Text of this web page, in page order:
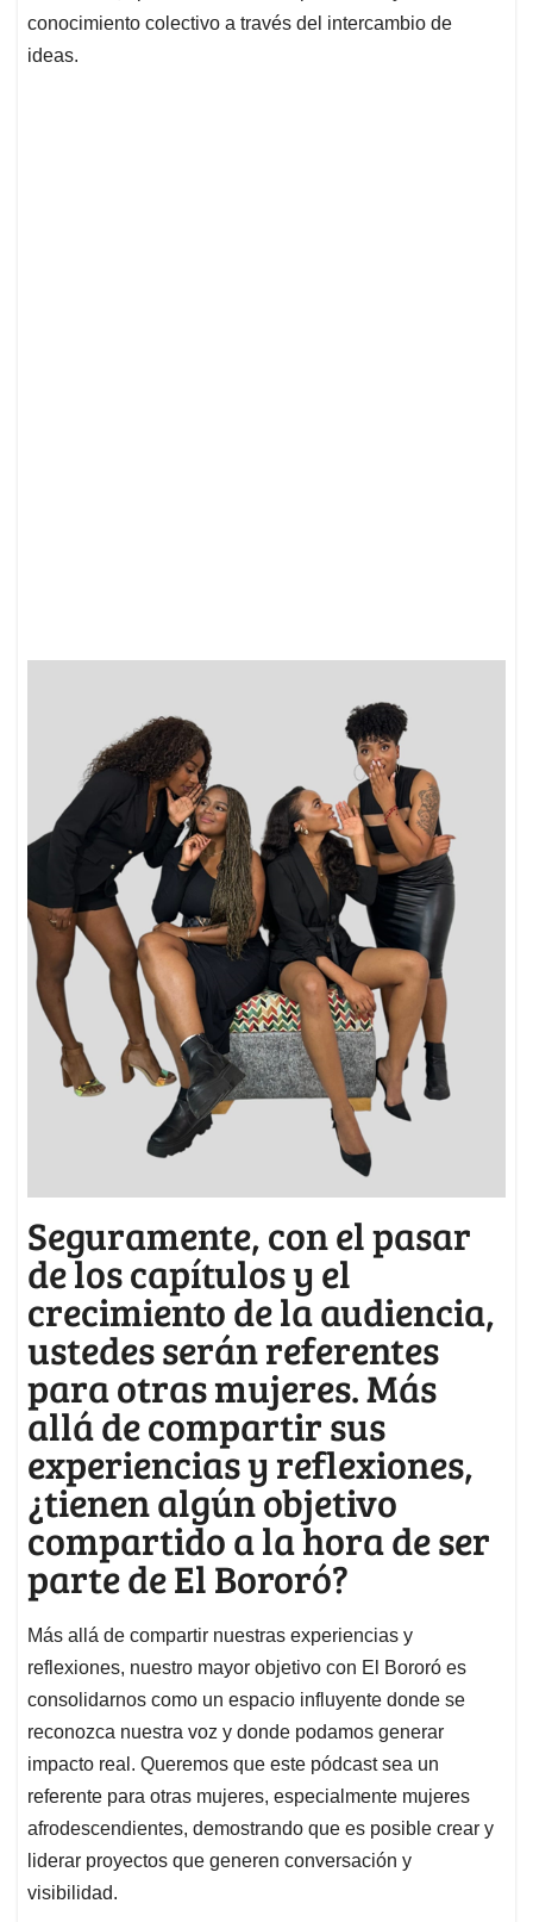
conocimiento colectivo a través del intercambio de
ideas.
Seguramente, con el pasar
de los capítulos y el
crecimiento de la audiencia,
ustedes serán referentes
para otras mujeres. Más
allá de compartir sus
experiencias y reflexiones,
¿tienen algún objetivo
compartido a la hora de ser
parte de El Bororó?
Más allá de compartir nuestras experiencias y
reflexiones, nuestro mayor objetivo con El Bororó es
consolidarnos como un espacio influyente donde se
reconozca nuestra voz y donde podamos generar
impacto real. Queremos que este pódcast sea un
referente para otras mujeres, especialmente mujeres
afrodescendientes, demostrando que es posible crear y
liderar proyectos que generen conversación y
visibilidad.